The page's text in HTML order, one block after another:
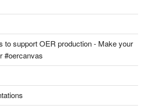
to support OER production - Make your
#oercanvas